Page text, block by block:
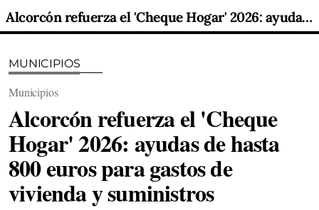
Alcorcón refuerza el 'Cheque Hogar' 2026: ayudas de hasta 800 euros para gastos de vivienda y suministros
MUNICIPIOS
Municipios
Alcorcón refuerza el 'Cheque
Hogar' 2026: ayudas de hasta
800 euros para gastos de
vivienda y suministros